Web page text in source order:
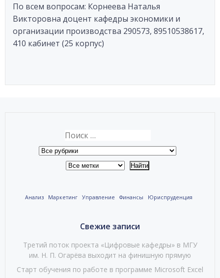
По всем вопросам: Корнеева Наталья
Викторовна доцент кафедры экономики и
организации производства 290573, 89510538617,
410 кабинет (25 корпус)
Анализ Маркетинг Управление Финансы Юриспруденция
Свежие записи
Третий поток проекта «Цифровые кафедры» в МГУ
им. Н. П. Огарёва выходит на финишную прямую
Старт обучения по работе в программе Microsoft Excel